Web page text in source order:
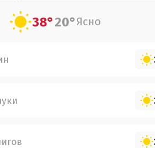
38°20°Ясно